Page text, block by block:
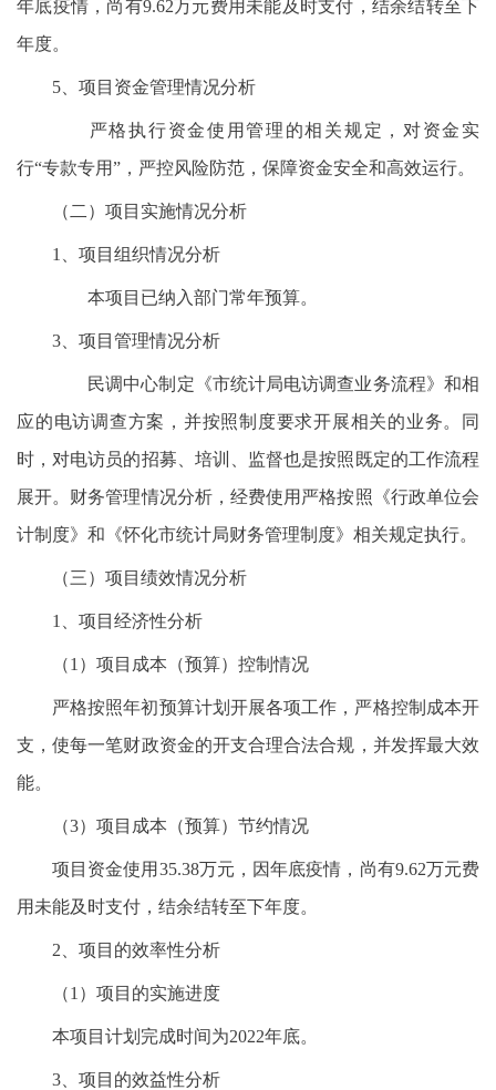
年底疫情，尚有9.62万元费用未能及时支付，结余结转至下
年度。
5、项目资金管理情况分析
严格执行资金使用管理的相关规定，对资金实
行“专款专用”，严控风险防范，保障资金安全和高效运行。
（二）项目实施情况分析
1、项目组织情况分析
本项目已纳入部门常年预算。
3、项目管理情况分析
民调中心制定《市统计局电访调查业务流程》和相
应的电访调查方案，并按照制度要求开展相关的业务。同
时，对电访员的招募、培训、监督也是按照既定的工作流程
展开。财务管理情况分析，经费使用严格按照《行政单位会
计制度》和《怀化市统计局财务管理制度》相关规定执行。
（三）项目绩效情况分析
1、项目经济性分析
（1）项目成本（预算）控制情况
严格按照年初预算计划开展各项工作，严格控制成本开
支，使每一笔财政资金的开支合理合法合规，并发挥最大效
能。
（3）项目成本（预算）节约情况
项目资金使用35.38万元，因年底疫情，尚有9.62万元费
用未能及时支付，结余结转至下年度。
2、项目的效率性分析
（1）项目的实施进度
本项目计划完成时间为2022年底。
3、项目的效益性分析